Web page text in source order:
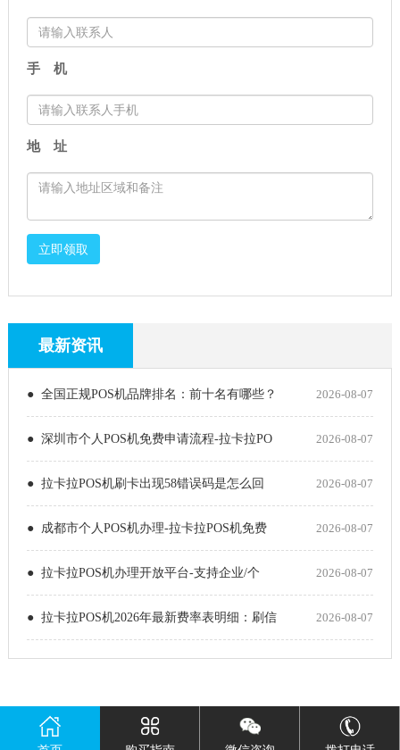
手 机
地 址
立即领取
最新资讯
● 全国正规POS机品牌排名：前十名有哪些？ 2026-08-07
● 深圳市个人POS机免费申请流程-拉卡拉PO 2026-08-07
● 拉卡拉POS机刷卡出现58错误码是怎么回 2026-08-07
● 成都市个人POS机办理-拉卡拉POS机免费 2026-08-07
● 拉卡拉POS机办理开放平台-支持企业/个 2026-08-07
● 拉卡拉POS机2026年最新费率表明细：刷信 2026-08-07